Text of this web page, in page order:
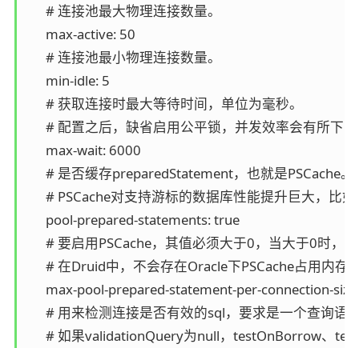
      # 连接池最大物理连接数量。
      max-active: 50
      # 连接池最小物理连接数量。
      min-idle: 5
      # 获取连接时最大等待时间，单位为毫秒。
# 配置之后，缺省启用公平锁，并发效率会有所
      max-wait: 6000
      # 是否缓存preparedStatement，也就是PSCache。
# PSCache对支持游标的数据库性能提升巨大，比
      pool-prepared-statements: true
# 要启用PSCache，其值必须大于0，当大于0时
# 在Druid中，不会存在Oracle下PSCache占用内
max-pool-prepared-statement-per-connection-
# 用来检测连接是否有效的sql，要求是一个查询语
# 如果validationQuery为null，testOnBorrow、